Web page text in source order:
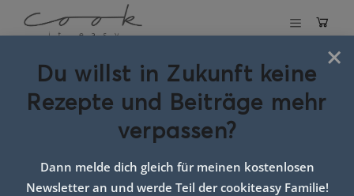
Schlagwort:
herzhaftes rezept
idee
×
Du willst in Zukunft keine
Rezepte und Beiträge mehr
verpassen?
Dann melde dich gleich für meinen kostenlosen
Newsletter an und werde Teil der cookiteasy Familie!